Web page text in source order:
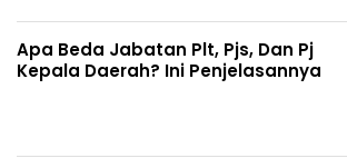
Apa Beda Jabatan Plt, Pjs, Dan Pj
Kepala Daerah? Ini Penjelasannya